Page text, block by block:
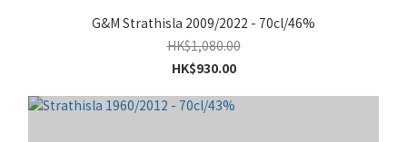
G&M Strathisla 2009/2022 - 70cl/46%
HK$1,080.00
HK$930.00